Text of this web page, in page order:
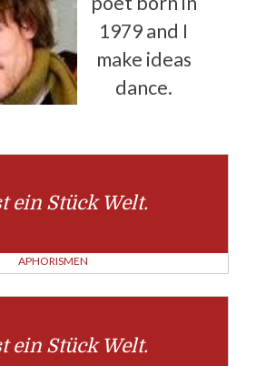
1979 and I
make ideas
dance.
ein Stück Welt.
APHORISMEN
ein Stück Welt.